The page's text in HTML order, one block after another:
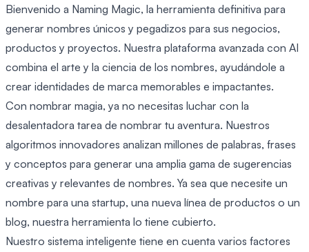
Bienvenido a Naming Magic, la herramienta definitiva para
generar nombres únicos y pegadizos para sus negocios,
productos y proyectos. Nuestra plataforma avanzada con AI
combina el arte y la ciencia de los nombres, ayudándole a
crear identidades de marca memorables e impactantes.
Con nombrar magia, ya no necesitas luchar con la
desalentadora tarea de nombrar tu aventura. Nuestros
algoritmos innovadores analizan millones de palabras, frases
y conceptos para generar una amplia gama de sugerencias
creativas y relevantes de nombres. Ya sea que necesite un
nombre para una startup, una nueva línea de productos o un
blog, nuestra herramienta lo tiene cubierto.
Nuestro sistema inteligente tiene en cuenta varios factores